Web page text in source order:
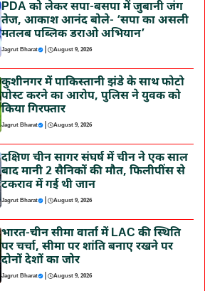
PDA को लेकर सपा-बसपा में जुबानी जंग
तेज, आकाश आनंद बोले- ‘सपा का असली
मतलब पब्लिक डराओ अभियान’
Jagrut Bharat | August 9, 2026
कुशीनगर में पाकिस्तानी झंडे के साथ फोटो
पोस्ट करने का आरोप, पुलिस ने युवक को
किया गिरफ्तार
Jagrut Bharat | August 9, 2026
दक्षिण चीन सागर संघर्ष में चीन ने एक साल
बाद मानी 2 सैनिकों की मौत, फिलीपींस से
टकराव में गई थी जान
Jagrut Bharat | August 9, 2026
भारत-चीन सीमा वार्ता में LAC की स्थिति
पर चर्चा, सीमा पर शांति बनाए रखने पर
दोनों देशों का जोर
Jagrut Bharat | August 9, 2026